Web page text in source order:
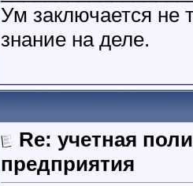
Ум заключается не
знание на деле.
Re: учетная
предприятия